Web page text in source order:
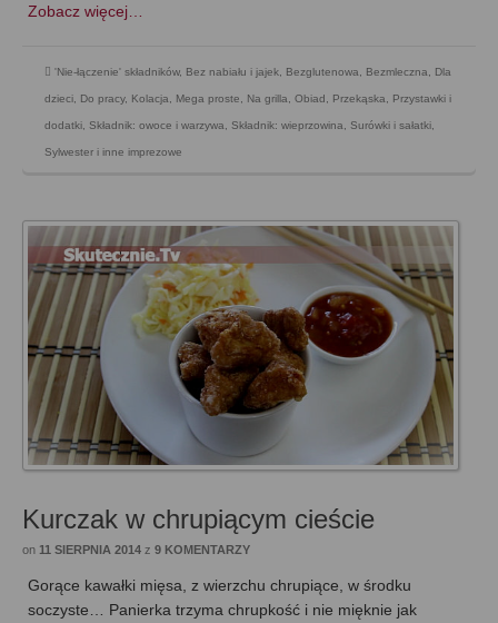
Zobacz więcej…
'Nie-łączenie' składników, Bez nabiału i jajek Bezglutenowa Bezmleczna Dla
dzieci Do pracy, Kolacja Mega proste Na grilla Obiad Przekąska Przystawki i
dodatki Składnik: owoce i warzywa Składnik: wieprzowina Surówki i sałatki
Sylwester i inne imprezowe
Kurczak w chrupiącym cieście
on 11 SIERPNIA 2014 z 9 KOMENTARZY
Gorące kawałki mięsa, z wierzchu chrupiące, w środku
soczyste… Panierka trzyma chrupkość i nie mięknie jak